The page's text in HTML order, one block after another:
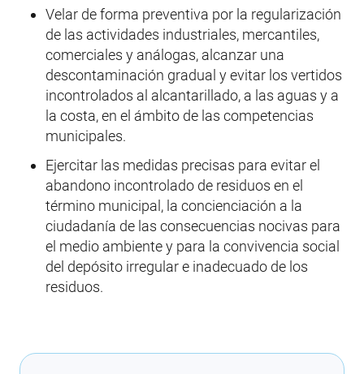
Velar de forma preventiva por la regularización
de las actividades industriales, mercantiles,
comerciales y análogas, alcanzar una
descontaminación gradual y evitar los vertidos
incontrolados al alcantarillado, a las aguas y a
la costa, en el ámbito de las competencias
municipales.
Ejercitar las medidas precisas para evitar el
abandono incontrolado de residuos en el
término municipal, la concienciación a la
ciudadanía de las consecuencias nocivas para
el medio ambiente y para la convivencia social
del depósito irregular e inadecuado de los
residuos.